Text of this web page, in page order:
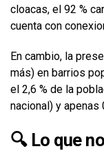
cloacas, el 92 %
cuenta con
En cambio, la
más) en barrios
el 2,6 % de la
nacional) y apenas
🔍 Lo que